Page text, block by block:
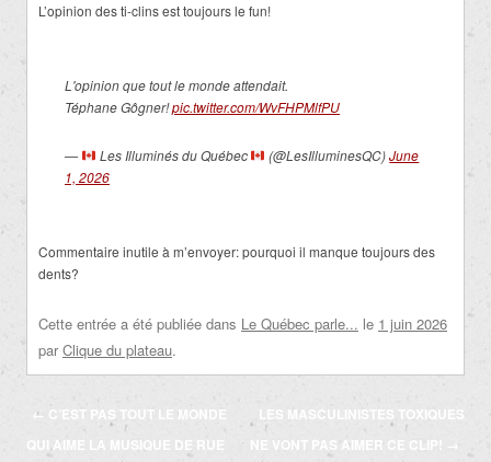
L’opinion des ti-clins est toujours le fun!
L'opinion que tout le monde attendait.
Téphane Gôgner!pic.twitter.com/WvFHPMlfPU
— Les Illuminés du Québec (@LesIlluminesQC)June
1, 2026
Commentaire inutile à m’envoyer: pourquoi il manque toujours des
dents?
Cette entrée a été publiée dans Le Québec parle... le 1 juin 2026
par Clique du plateau.
Navigation
des
← C’EST PAS TOUT LE MONDE
QUI AIME LA MUSIQUE DE RUE
LES MASCULINISTES TOXIQUES
NE VONT PAS AIMER CE CLIP!